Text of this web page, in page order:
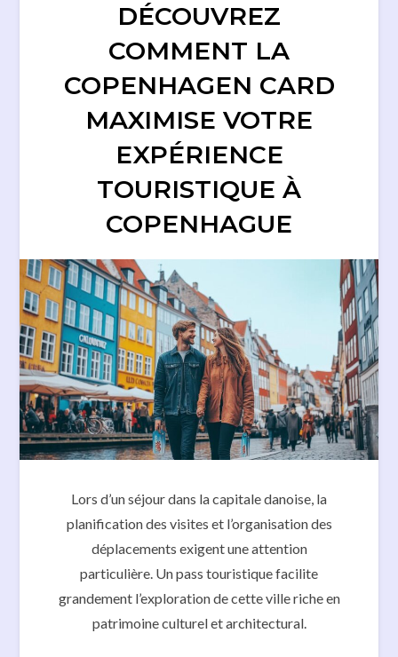
DÉCOUVREZ
COMMENT LA
COPENHAGEN CARD
MAXIMISE VOTRE
EXPÉRIENCE
TOURISTIQUE À
COPENHAGUE
Lors d’un séjour dans la capitale danoise, la
planification des visites et l’organisation des
déplacements exigent une attention
particulière. Un pass touristique facilite
grandement l’exploration de cette ville riche en
patrimoine culturel et architectural.